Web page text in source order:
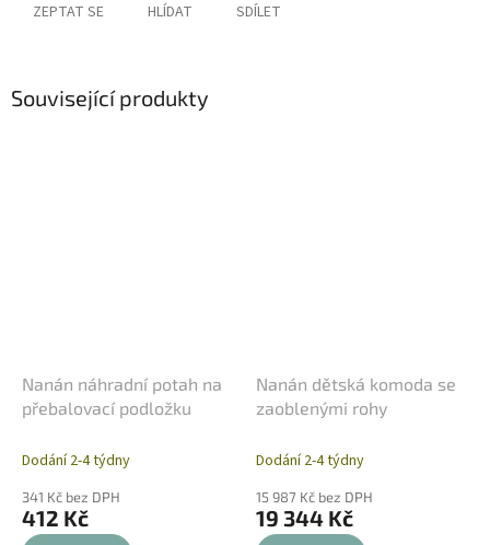
ZEPTAT SE HLÍDAT SDÍLET
Související produkty
Nanán náhradní potah na
přebalovací podložku
Dodání 2-4 týdny
341 Kč bez DPH
412 Kč
Nanán dětská komoda se
zaoblenými rohy
Dodání 2-4 týdny
15 987 Kč bez DPH
19 344 Kč